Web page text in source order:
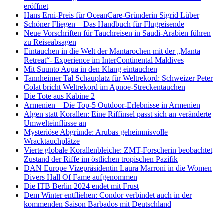
eröffnet
Hans Erni-Preis für OceanCare-Gründerin Sigrid Lüber
Schöner Fliegen – Das Handbuch für Flugreisende
Neue Vorschriften für Tauchreisen in Saudi-Arabien führen
zu Reiseabsagen
Eintauchen in die Welt der Mantarochen mit der „Manta
Retreat“- Experience im InterContinental Maldives
Mit Suunto Aqua in den Klang eintauchen
Tannheimer Tal Schauplatz für Weltrekord: Schweizer Peter
Colat bricht Weltrekord im Apnoe-Streckentauchen
Die Tote aus Kabine 2
Armenien – Die Top-5 Outdoor-Erlebnisse in Armenien
Algen statt Korallen: Eine Riffinsel passt sich an veränderte
Umwelteinflüsse an
Mysteriöse Abgründe: Arubas geheimnisvolle
Wracktauchplätze
Vierte globale Korallenbleiche: ZMT-Forscherin beobachtet
Zustand der Riffe im östlichen tropischen Pazifik
DAN Europe Vizepräsidentin Laura Marroni in die Women
Divers Hall Of Fame aufgenommen
Die ITB Berlin 2024 endet mit Frust
Dem Winter entfliehen: Condor verbindet auch in der
kommenden Saison Barbados mit Deutschland